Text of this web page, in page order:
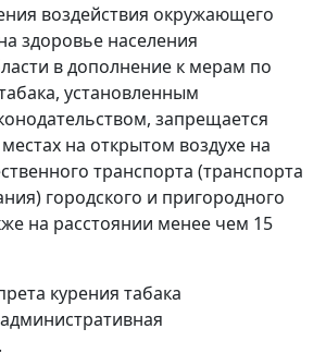
воздействия окружающего
здоровье населения
в дополнение к мерам по
установленным
запрещается
на открытом воздухе на
транспорта (транспорта
городского и пригородного
на расстоянии менее чем 15
курения табака